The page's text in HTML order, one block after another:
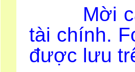
Mời các
tài chính.
được lưu